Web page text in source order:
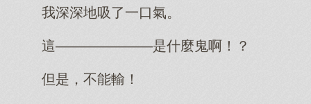
我深深地吸了一口氣。
這———————是什麼鬼啊！？
但是，不能輸！